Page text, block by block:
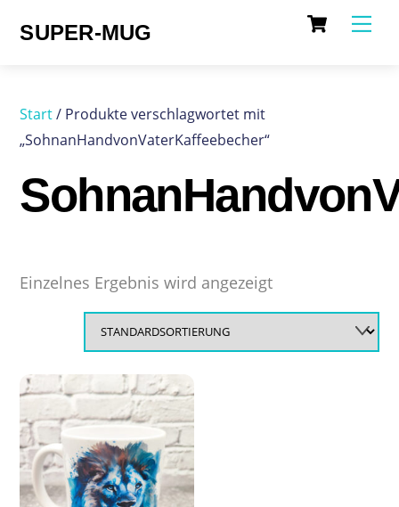
Cart
SUPER-MUG
Start/ Produkte verschlagwortet mit
„SohnanHandvonVaterKaffeebecher“
Einzelnes Ergebnis wird angezeigt